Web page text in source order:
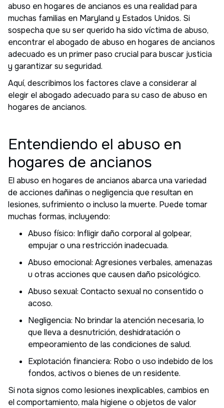
abuso en hogares de ancianos es una realidad para
muchas familias en Maryland y Estados Unidos. Si
sospecha que su ser querido ha sido víctima de abuso,
encontrar el abogado de abuso en hogares de ancianos
adecuado es un primer paso crucial para buscar justicia
y garantizar su seguridad.
Aquí, describimos los factores clave a considerar al
elegir el abogado adecuado para su caso de abuso en
hogares de ancianos.
Entendiendo el abuso en
hogares de ancianos
El abuso en hogares de ancianos abarca una variedad
de acciones dañinas o negligencia que resultan en
lesiones, sufrimiento o incluso la muerte. Puede tomar
muchas formas, incluyendo:
Abuso físico: Infligir daño corporal al golpear,
empujar o una restricción inadecuada.
Abuso emocional: Agresiones verbales, amenazas
u otras acciones que causen daño psicológico.
Abuso sexual: Contacto sexual no consentido o
acoso.
Negligencia: No brindar la atención necesaria, lo
que lleva a desnutrición, deshidratación o
empeoramiento de las condiciones de salud.
Explotación financiera: Robo o uso indebido de los
fondos, activos o bienes de un residente.
Si nota signos como lesiones inexplicables, cambios en
el comportamiento, mala higiene o objetos de valor